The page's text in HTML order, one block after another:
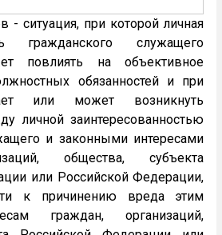
- ситуация, при которой личная
гражданского служащего
повлиять на объективное
обязанностей и при
или может возникнуть
личной заинтересованностью
и законными интересами
общества, субъекта
или Российской Федерации,
к причинению вреда этим
граждан, организаций,